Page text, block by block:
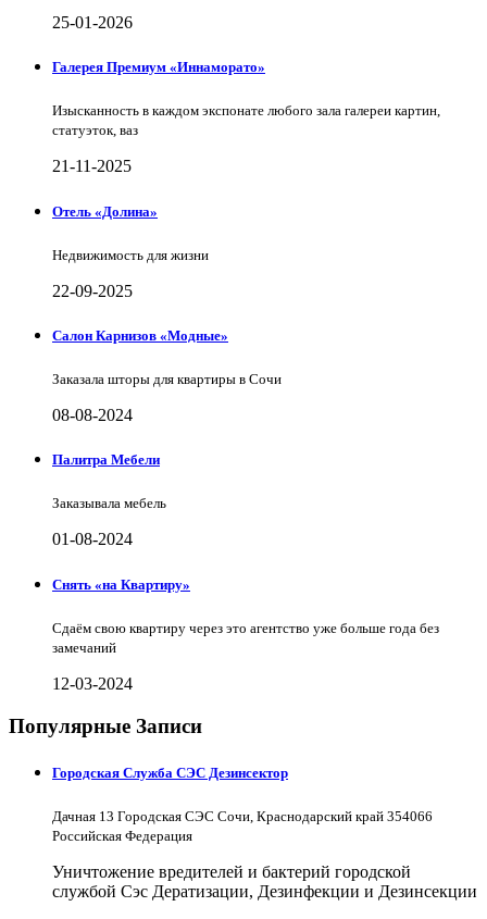
25-01-2026
Галерея Премиум «Иннаморато»
Изысканность в каждом экспонате любого зала галереи картин,
статуэток, ваз
21-11-2025
Отель «Долина»
Недвижимость для жизни
22-09-2025
Салон Карнизов «Модные»
Заказала шторы для квартиры в Сочи
08-08-2024
Палитра Мебели
Заказывала мебель
01-08-2024
Снять «на Квартиру»
Сдаём свою квартиру через это агентство уже больше года без
замечаний
12-03-2024
Популярные Записи
Городская Служба СЭС Дезинсектор
Дачная 13 Городская СЭС Сочи, Краснодарский край 354066
Российская Федерация
Уничтожение вредителей и бактерий городской
службой Сэс Дератизации, Дезинфекции и Дезинсекции